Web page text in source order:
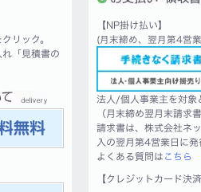
リック。
「見積書の
【NP掛け払い】
(月末締め、翌月第4営
法人/個人事業主を対象
（月末締め翌月末請求書
請求書は、株式会社ネ
入の翌月第4営業日に発
よくある質問は こちら
【クレジットカード決済